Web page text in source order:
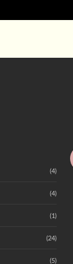
(4)
(4)
(1)
(24)
(5)